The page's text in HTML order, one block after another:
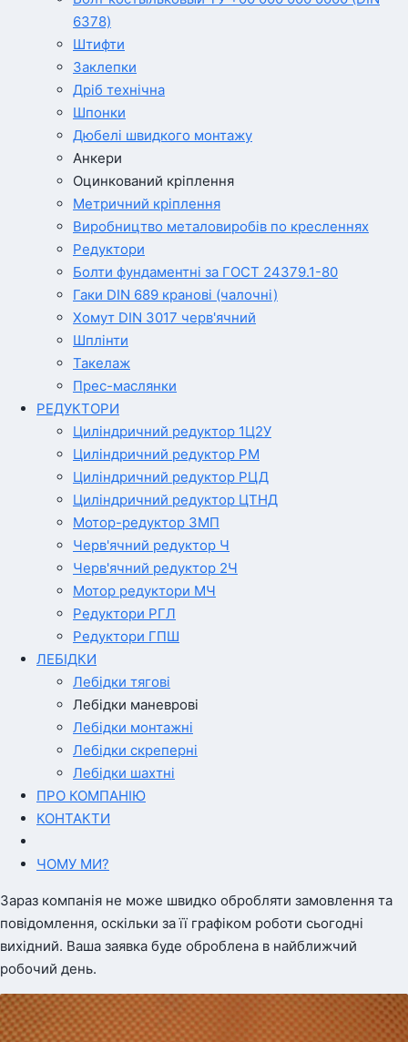
6378)
Штифти
Заклепки
Дріб технічна
Шпонки
Дюбелі швидкого монтажу
Анкери
Оцинкований кріплення
Метричний кріплення
Виробництво металовиробів по кресленнях
Редуктори
Болти фундаментні за ГОСТ 24379.1-80
Гаки DIN 689 кранові (чалочні)
Хомут DIN 3017 черв'ячний
Шплінти
Такелаж
Прес-маслянки
РЕДУКТОРИ
Циліндричний редуктор 1Ц2У
Циліндричний редуктор РМ
Циліндричний редуктор РЦД
Циліндричний редуктор ЦТНД
Мотор-редуктор 3МП
Черв'ячний редуктор Ч
Черв'ячний редуктор 2Ч
Мотор редуктори МЧ
Редуктори РГЛ
Редуктори ГПШ
ЛЕБІДКИ
Лебідки тягові
Лебідки маневрові
Лебідки монтажні
Лебідки скреперні
Лебідки шахтні
ПРО КОМПАНІЮ
КОНТАКТИ
ЧОМУ МИ?
Зараз компанія не може швидко обробляти замовлення та
повідомлення, оскільки за її графіком роботи сьогодні
вихідний. Ваша заявка буде оброблена в найближчий
робочий день.